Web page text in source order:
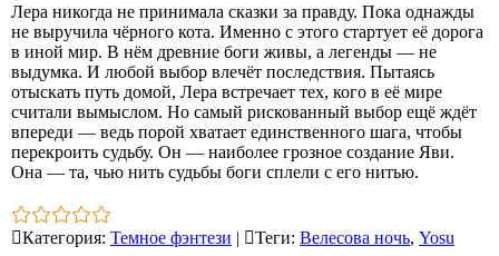
Лера никогда не принимала сказки за правду. Пока однажды
не выручила чёрного кота. Именно с этого стартует её дорога
в иной мир. В нём древние боги живы, а легенды — не
выдумка. И любой выбор влечёт последствия. Пытаясь
отыскать путь домой, Лера встречает тех, кого в её мире
считали вымыслом. Но самый рискованный выбор ещё ждёт
впереди — ведь порой хватает единственного шага, чтобы
перекроить судьбу. Он — наиболее грозное создание Яви.
Она — та, чью нить судьбы боги сплели с его нитью.
Категория: Темное фэнтези | Теги: Велесова ночь, Yosu